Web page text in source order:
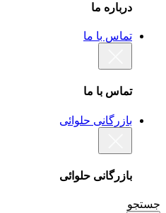
درباره ما
تماس با ما
تماس با ما
بازرگانی حلوائی
بازرگانی حلوائی
جستجو